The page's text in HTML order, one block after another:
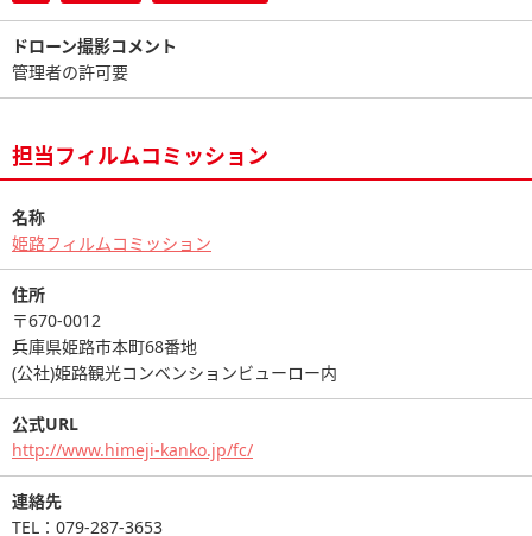
ドローン撮影コメント
管理者の許可要
担当フィルムコミッション
名称
姫路フィルムコミッション
住所
〒670-0012
兵庫県姫路市本町68番地
(公社)姫路観光コンベンションビューロー内
公式URL
http://www.himeji-kanko.jp/fc/
連絡先
TEL：079-287-3653